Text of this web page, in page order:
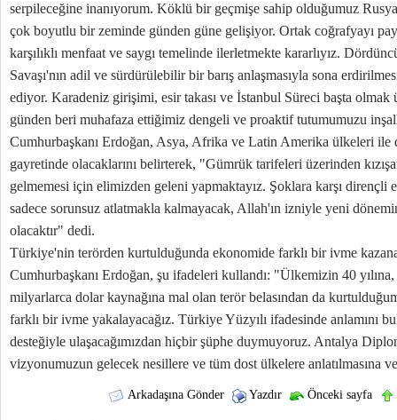
serpileceğine inanıyorum. Köklü bir geçmişe sahip olduğumuz
çok boyutlu bir zeminde günden güne gelişiyor. Ortak coğrafyayı
karşılıklı menfaat ve saygı temelinde ilerletmekte kararlıyız.
Savaşı'nın adil ve sürdürülebilir bir barış anlaşmasıyla sona
ediyor. Karadeniz girişimi, esir takası ve İstanbul Süreci başta olmak
günden beri muhafaza ettiğimiz dengeli ve proaktif tutumumuzu
Cumhurbaşkanı Erdoğan, Asya, Afrika ve Latin Amerika ülkeleri
gayretinde olacaklarını belirterek, "Gümrük tarifeleri üzerinden
gelmemesi için elimizden geleni yapmaktayız. Şoklara karşı
sadece sorunsuz atlatmakla kalmayacak, Allah'ın izniyle yeni
olacaktır" dedi.
Türkiye'nin terörden kurtulduğunda ekonomide farklı bir ivme
Cumhurbaşkanı Erdoğan, şu ifadeleri kullandı: "Ülkemizin 40 yılına,
milyarlarca dolar kaynağına mal olan terör belasından da
farklı bir ivme yakalayacağız. Türkiye Yüzyılı ifadesinde anlamını
desteğiyle ulaşacağımızdan hiçbir şüphe duymuyoruz. Antalya
vizyonumuzun gelecek nesillere ve tüm dost ülkelere anlatılmasına
Arkadaşına Gönder Yazdır Önceki sayfa